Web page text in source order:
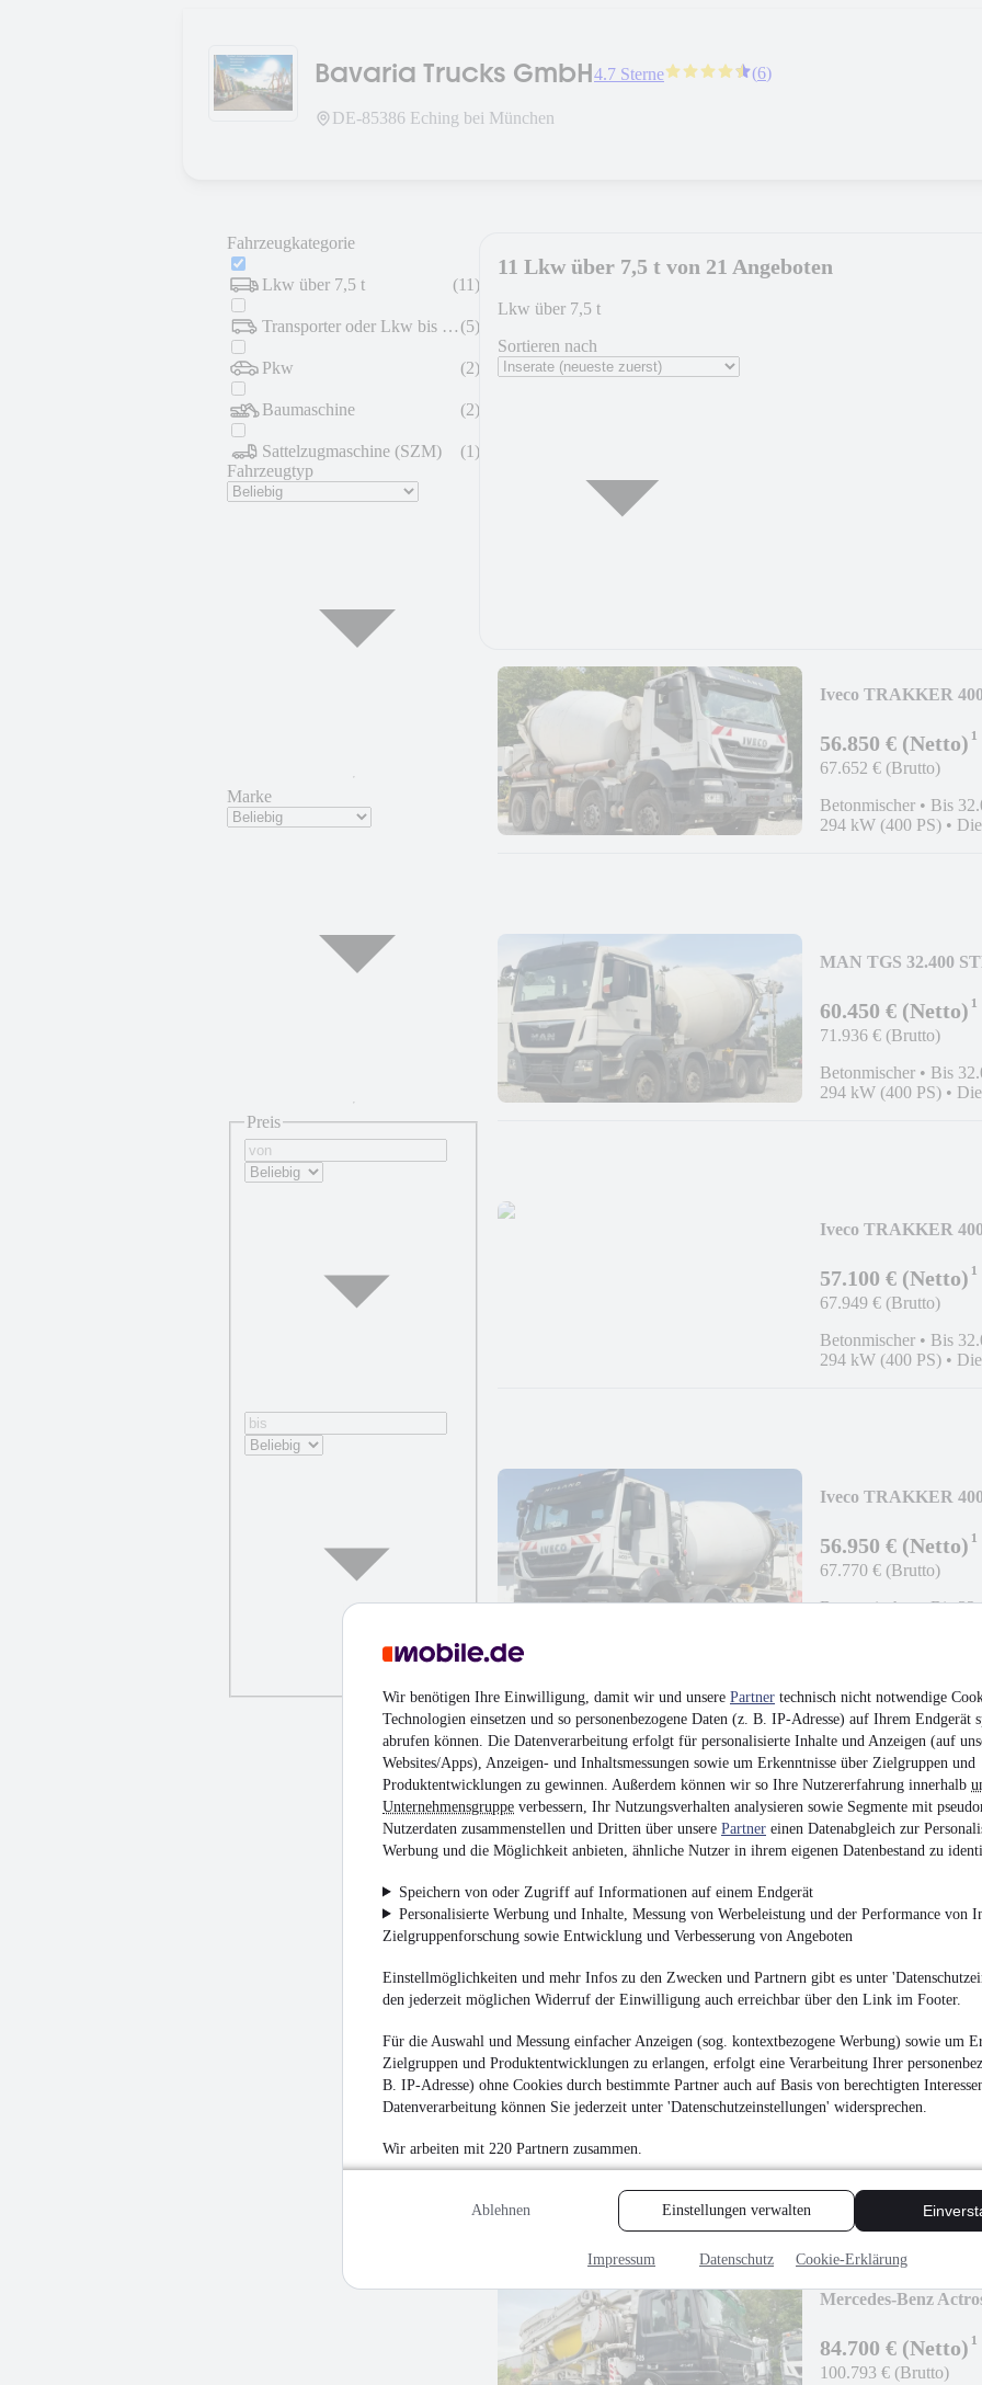
Wir benötigen Ihre Einwilligung, damit wir und unsere Partner technisch nicht notwendige
Technologien einsetzen und so personenbezogene Daten (z. B. IP-Adresse) auf Ihrem Endgerät
abrufen können. Die Datenverarbeitung erfolgt für personalisierte Inhalte und Anzeigen (auf
Websites/Apps), Anzeigen- und Inhaltsmessungen sowie um Erkenntnisse über Zielgruppen und
Produktentwicklungen zu gewinnen. Außerdem können wir so Ihre Nutzererfahrung innerhalb
Unternehmensgruppe verbessern, Ihr Nutzungsverhalten analysieren sowie Segmente mit
Nutzerdaten zusammenstellen und Dritten über unsere Partner einen Datenabgleich zur
Werbung und die Möglichkeit anbieten, ähnliche Nutzer in ihrem eigenen Datenbestand zu
Speichern von oder Zugriff auf Informationen auf einem Endgerät
Personalisierte Werbung und Inhalte, Messung von Werbeleistung und der Performance von
Zielgruppenforschung sowie Entwicklung und Verbesserung von Angeboten
Einstellmöglichkeiten und mehr Infos zu den Zwecken und Partnern gibt es unter
den jederzeit möglichen Widerruf der Einwilligung auch erreichbar über den Link im Footer.
Für die Auswahl und Messung einfacher Anzeigen (sog. kontextbezogene Werbung) sowie um
Zielgruppen und Produktentwicklungen zu erlangen, erfolgt eine Verarbeitung Ihrer
B. IP-Adresse) ohne Cookies durch bestimmte Partner auch auf Basis von berechtigten
Datenverarbeitung können Sie jederzeit unter 'Datenschutzeinstellungen' widersprechen.
Wir arbeiten mit 220 Partnern zusammen.
Ablehnen Einstellungen verwalten
Impressum Datenschutz Cookie-Erklärung
Bavaria Trucks GmbH4.7 Sterne (6)
DE-85386 Eching bei München
Fahrzeugkategorie
Lkw über 7,5 t (11)
Transporter oder Lkw bis 7,5 t (5)
Pkw (2)
Baumaschine (2)
Sattelzugmaschine (SZM) (1)
Fahrzeugtyp
Marke
Preis
11 Lkw über 7,5 t von 21 Angeboten
Lkw über 7,5 t
Sortieren nach
Iveco TRAKKER
56.850 € (Netto)¹
67.652 € (Brutto)
Betonmischer • Bis
294 kW (400 PS) •
MAN TGS 32.400
60.450 € (Netto)¹
71.936 € (Brutto)
Betonmischer • Bis
294 kW (400 PS) •
Iveco TRAKKER
57.100 € (Netto)¹
67.949 € (Brutto)
Betonmischer • Bis
294 kW (400 PS) •
Iveco TRAKKER
56.950 € (Netto)¹
67.770 € (Brutto)
Betonmischer•Bis
Mercedes-Benz
7m³;DN125;LIKE
149.700 € (Netto)
178.143 € (Brutto)
Mercedes-Benz
7m³;GERMAN!;8x4
79.450 € (Netto)¹
94.546 € (Brutto)
410 kW (557 PS)•
Mercedes-Benz
84.700 € (Netto)¹
100.793 € (Brutto)